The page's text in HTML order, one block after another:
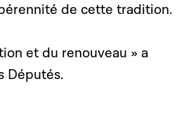
de cette tradition.
et du renouveau » a
Députés.